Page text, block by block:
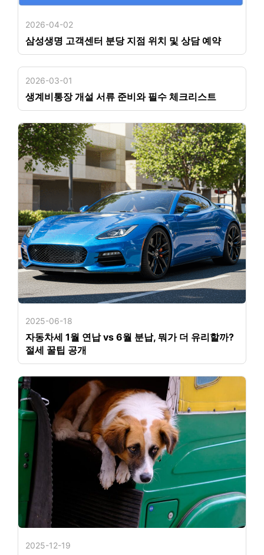
2026-04-02
삼성생명 고객센터 분당 지점 위치 및 상담 예약
2026-03-01
생계비통장 개설 서류 준비와 필수 체크리스트
2025-06-18
자동차세 1월 연납 vs 6월 분납, 뭐가 더 유리할까?
절세 꿀팁 공개
2025-12-19